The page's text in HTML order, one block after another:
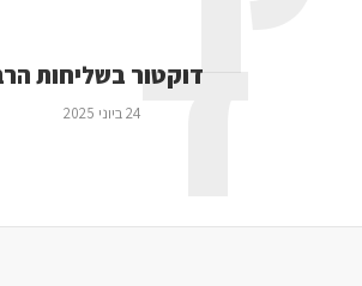
דוקטור בשליחות
24 ביוני 2025ד